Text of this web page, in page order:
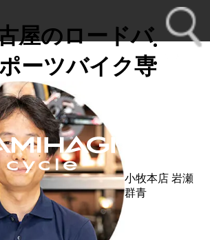
屋のロードバ
ーツバイク専
小牧本店岩瀬
群青